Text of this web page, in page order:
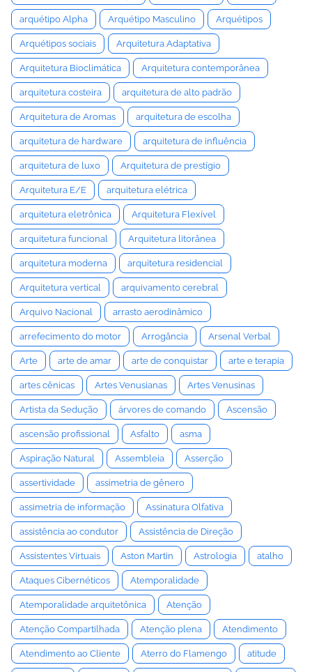
arquétipo Alpha Arquétipo Masculino Arquétipos
Arquétipos sociais Arquitetura Adaptativa
Arquitetura Bioclimática Arquitetura contemporânea
arquitetura costeira arquitetura de alto padrão
Arquitetura de Aromas arquitetura de escolha
arquitetura de hardware arquitetura de influência
arquitetura de luxo Arquitetura de prestígio
Arquitetura E/E arquitetura elétrica
arquitetura eletrônica Arquitetura Flexível
arquitetura funcional Arquitetura litorânea
arquitetura moderna arquitetura residencial
Arquitetura vertical arquivamento cerebral
Arquivo Nacional arrasto aerodinâmico
arrefecimento do motor Arrogância Arsenal Verbal
Arte arte de amar arte de conquistar arte e terapia
artes cênicas Artes Venusianas Artes Venusinas
Artista da Sedução árvores de comando Ascensão
ascensão profissional Asfalto asma
Aspiração Natural Assembleia Asserção
assertividade assimetria de gênero
assimetria de informação Assinatura Olfativa
assistência ao condutor Assistência de Direção
Assistentes Virtuais Aston Martin Astrologia atalho
Ataques Cibernéticos Atemporalidade
Atemporalidade arquitetônica Atenção
Atenção Compartilhada Atenção plena Atendimento
Atendimento ao Cliente Aterro do Flamengo atitude